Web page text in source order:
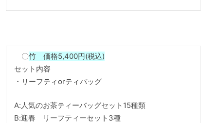
〇竹 価格5,400円(税込)
セット内容
・リーフティorティバッグ
A:人気のお茶ティーバッグセット15種類
B:迎春 リーフティーセット3種